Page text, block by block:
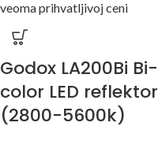
Godox LA200Bi Bi-
color LED reflektor
(2800-5600k)